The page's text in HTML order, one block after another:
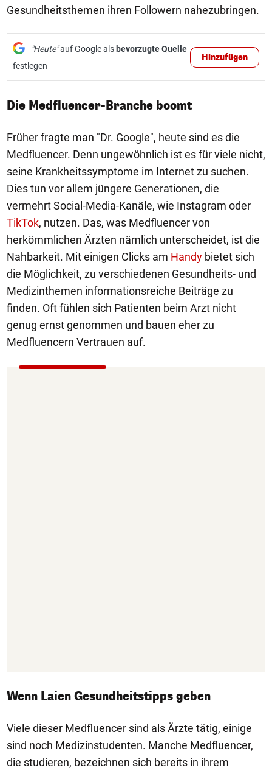
Gesundheitsthemen ihren Followern nahezubringen.
"Heute"auf Google als bevorzugte Quelle
festlegen
Hinzufügen
Die Medfluencer-Branche boomt
Früher fragte man "Dr. Google", heute sind es die
Medfluencer. Denn ungewöhnlich ist es für viele nicht,
seine Krankheitssymptome im Internet zu suchen.
Dies tun vor allem jüngere Generationen, die
vermehrt Social-Media-Kanäle, wie Instagram oder
TikTok, nutzen. Das, was Medfluencer von
herkömmlichen Ärzten nämlich unterscheidet, ist die
Nahbarkeit. Mit einigen Clicks am Handy bietet sich
die Möglichkeit, zu verschiedenen Gesundheits- und
Medizinthemen informationsreiche Beiträge zu
finden. Oft fühlen sich Patienten beim Arzt nicht
genug ernst genommen und bauen eher zu
Medfluencern Vertrauen auf.
Wenn Laien Gesundheitstipps geben
Viele dieser Medfluencer sind als Ärzte tätig, einige
sind noch Medizinstudenten. Manche Medfluencer,
die studieren, bezeichnen sich bereits in ihrem